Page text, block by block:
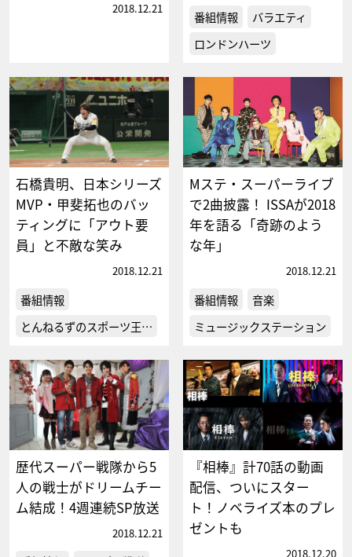
2018.12.21
番組情報
バラエティ
ロンドンハーツ
石橋貴明、日本シリーズ
MVP・甲斐拓也のバッ
ティングに「アウト要
員」と不敵な笑み
2018.12.21
番組情報
とんねるずのスポーツ王…
Mステ・スーパーライブ
で2曲披露！ ISSAが2018
年を語る「奇跡のよう
な年」
2018.12.21
番組情報
音楽
ミュージックステーション
歴代スーパー戦隊から5
人の戦士がドリームチー
ム結成！4週連続SP放送
2018.12.21
『相棒』計70話の動画
配信、ついにスター
ト！ノベライズ本のプレ
ゼントも
2018.12.20